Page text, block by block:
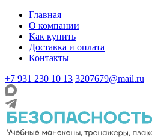
Главная
О компании
Как купить
Доставка и оплата
Контакты
+7 931 230 10 13 3207679@mail.ru